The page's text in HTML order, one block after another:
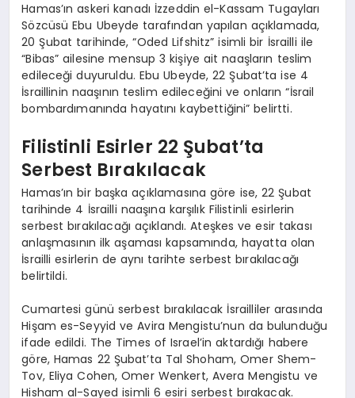
Hamas’ın askeri kanadı İzzeddin el-Kassam Tugayları
Sözcüsü Ebu Ubeyde tarafından yapılan açıklamada,
20 Şubat tarihinde, “Oded Lifshitz” isimli bir İsrailli ile
“Bibas” ailesine mensup 3 kişiye ait naaşların teslim
edileceği duyuruldu. Ebu Ubeyde, 22 Şubat’ta ise 4
İsraillinin naaşının teslim edileceğini ve onların “İsrail
bombardımanında hayatını kaybettiğini” belirtti.
Filistinli Esirler 22 Şubat’ta
Serbest Bırakılacak
Hamas’ın bir başka açıklamasına göre ise, 22 Şubat
tarihinde 4 İsrailli naaşına karşılık Filistinli esirlerin
serbest bırakılacağı açıklandı. Ateşkes ve esir takası
anlaşmasının ilk aşaması kapsamında, hayatta olan
İsrailli esirlerin de aynı tarihte serbest bırakılacağı
belirtildi.
Cumartesi günü serbest bırakılacak İsrailliler arasında
Hişam es-Seyyid ve Avira Mengistu’nun da bulunduğu
ifade edildi. The Times of Israel’in aktardığı habere
göre, Hamas 22 Şubat’ta Tal Shoham, Omer Shem-
Tov, Eliya Cohen, Omer Wenkert, Avera Mengistu ve
Hisham al-Sayed isimli 6 esiri serbest bırakacak.